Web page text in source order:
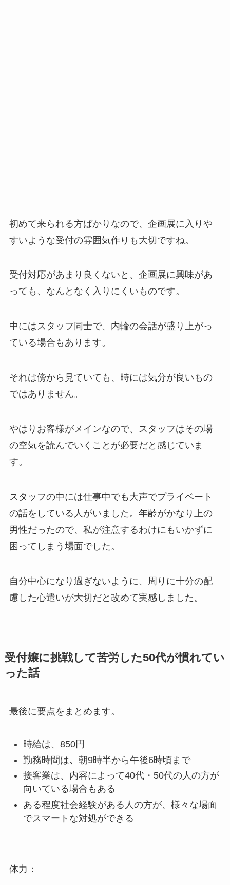
初めて来られる方ばかりなので、企画展に入りや
すいような受付の雰囲気作りも大切ですね。
受付対応があまり良くないと、企画展に興味があ
っても、なんとなく入りにくいものです。
中にはスタッフ同士で、内輪の会話が盛り上がっ
ている場合もあります。
それは傍から見ていても、時には気分が良いもの
ではありません。
やはりお客様がメインなので、スタッフはその場
の空気を読んでいくことが必要だと感じていま
す。
スタッフの中には仕事中でも大声でプライベート
の話をしている人がいました。年齢がかなり上の
男性だったので、私が注意するわけにもいかずに
困ってしまう場面でした。
自分中心になり過ぎないように、周りに十分の配
慮した心遣いが大切だと改めて実感しました。
受付嬢に挑戦して苦労した50代が慣れてい
った話
最後に要点をまとめます。
時給は、850円
勤務時間は、 朝9時半から午後6時頃まで
接客業は、内容によって40代・50代の人の方が
向いている場合もある
ある程度社会経験がある人の方が、様々な場面
でスマートな対処ができる
体力：